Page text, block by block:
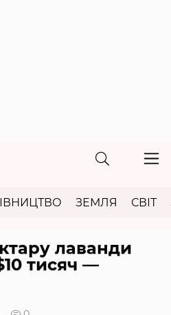
ЗЕМЛЯ СВІТ
лаванди
тисяч —